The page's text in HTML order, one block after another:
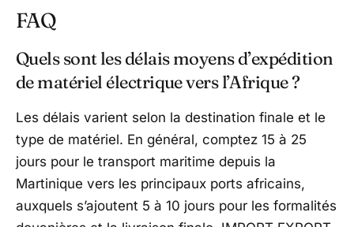
FAQ
Quels sont les délais moyens d’expédition
de matériel électrique vers l’Afrique ?
Les délais varient selon la destination finale et le
type de matériel. En général, comptez 15 à 25
jours pour le transport maritime depuis la
Martinique vers les principaux ports africains,
auxquels s’ajoutent 5 à 10 jours pour les formalités